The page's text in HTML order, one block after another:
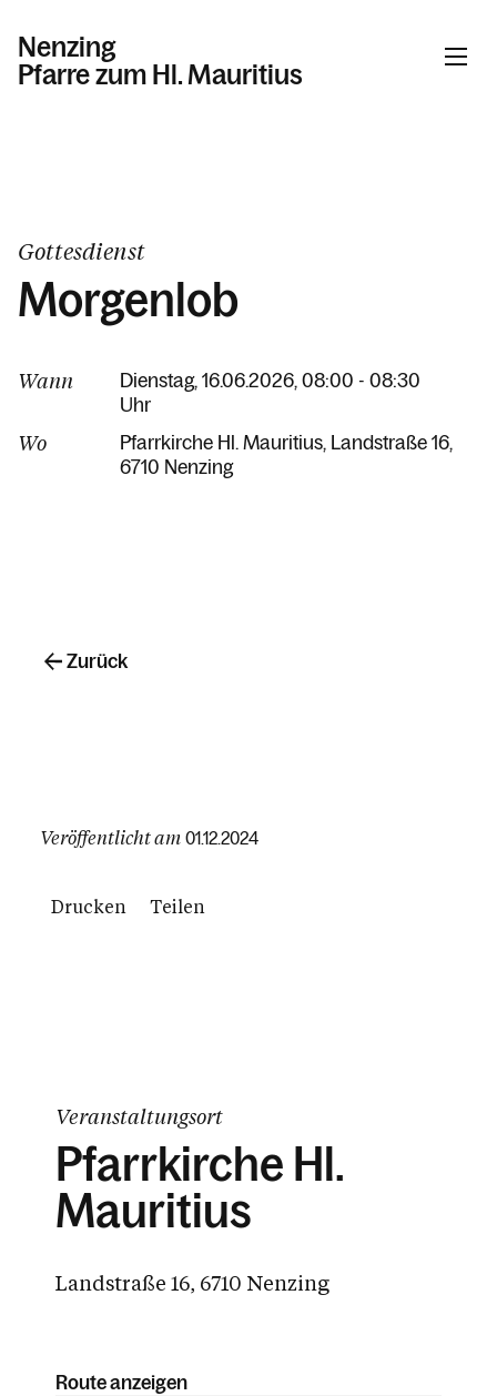
Nenzing
Pfarre zum Hl. Mauritius
Kalender
Personen
Kontakt
Gottesdienst
Morgenlob
Wann
Dienstag, 16.06.2026, 08:00 - 08:30
Uhr
Wo Pfarrkirche Hl. Mauritius Landstraße 16
6710 Nenzing
Veröffentlicht am 01.12.2024
Drucken Teilen
Zurück
Veranstaltungsort
Pfarrkirche Hl.
Mauritius
Landstraße 16, 6710 Nenzing
Route anzeigen